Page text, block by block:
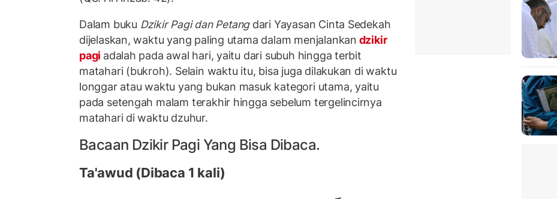
Dalam buku Dzikir Pagi dan Petangdari Yayasan Cinta Sedekah
dijelaskan, waktu yang paling utama dalam menjalankan dzikir
pagi adalah pada awal hari, yaitu dari subuh hingga terbit
matahari (bukroh). Selain waktu itu, bisa juga dilakukan di waktu
longgar atau waktu yang bukan masuk kategori utama, yaitu
pada setengah malam terakhir hingga sebelum tergelincirnya
matahari di waktu dzuhur.
Bacaan Dzikir Pagi Yang Bisa Dibaca.
Ta'awud (Dibaca 1 kali)